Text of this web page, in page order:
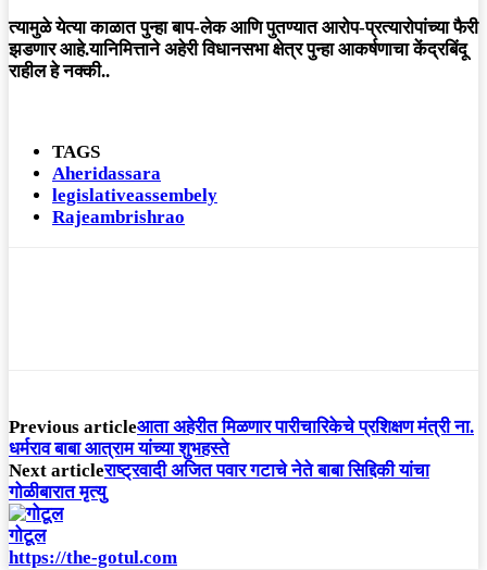
त्यामुळे येत्या काळात पुन्हा बाप-लेक आणि पुतण्यात आरोप-प्रत्यारोपांच्या फैरी
झडणार आहे.यानिमित्ताने अहेरी विधानसभा क्षेत्र पुन्हा आकर्षणाचा केंद्रबिंदू
राहील हे नक्की..
TAGS
Aheridassara
legislativeassembely
Rajeambrishrao
Previous articleआता अहेरीत मिळणार पारीचारिकेचे प्रशिक्षण मंत्री ना.
धर्मराव बाबा आत्राम यांच्या शुभहस्ते
Next articleराष्ट्रवादी अजित पवार गटाचे नेते बाबा सिद्दिकी यांचा
गोळीबारात मृत्यु
गोटूल
https://the-gotul.com